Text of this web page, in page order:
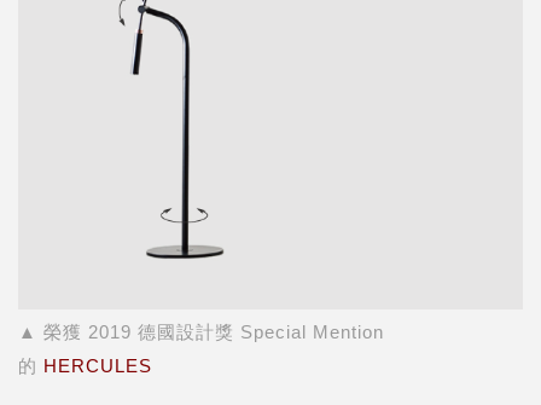
▲ 榮獲 2019 德國設計獎 Special Mention
的 HERCULES